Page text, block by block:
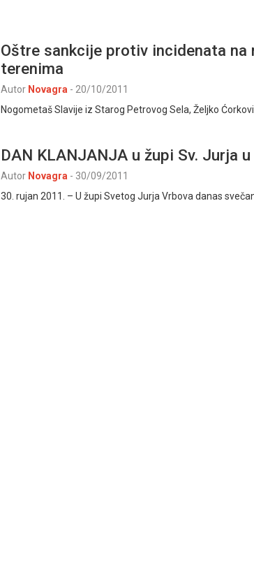
Oštre sankcije protiv incidenata na
terenima
Autor Novagra - 20/10/2011
Nogometaš Slavije iz Starog Petrovog Sela, Željko
DAN KLANJANJA u župi Sv. Jurja
Autor Novagra - 30/09/2011
30. rujan 2011. – U župi Svetog Jurja Vrbova danas